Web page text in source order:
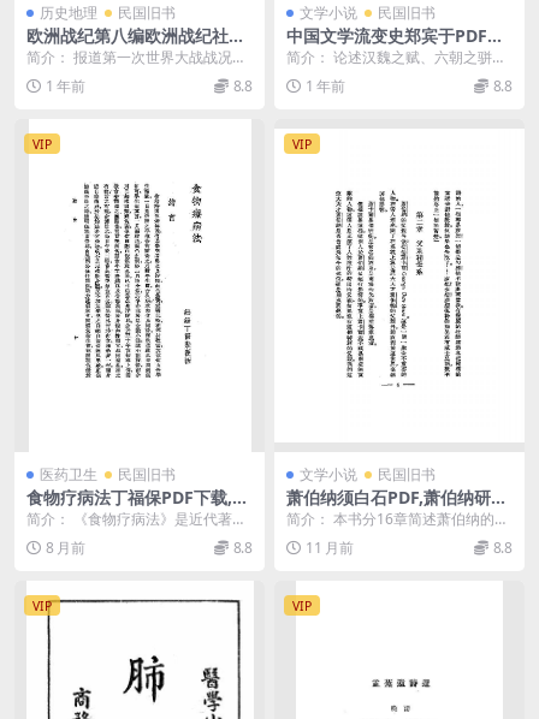
历史地理 民国旧书
欧洲战纪第八编欧洲战纪社PD
F下载,欧战史料
简介： 报道第一次世界大战战况的
出版物。每册包括电讯、论文、人
物事件介绍、文艺作...
1 年前 8.8
文学小说 民国旧书
中国文学流变史郑宾于PDF下
载,中国古代文学研究著作
简介： 论述汉魏之赋、六朝之骈
体、唐诗、宋词、元曲等的流变 截
图： 目录： ...
1 年前 8.8
VIP
医药卫生 民国旧书
食物疗病法丁福保PDF下载,丁
福保著作集
简介： 《食物疗病法》是近代著名
学者丁福保编著的一部养生类中医
著作，成书于193...
8 月前 8.8
VIP
文学小说 民国旧书
萧伯纳须白石PDF,萧伯纳研究
著作集
简介： 本书分16章简述萧伯纳的家
世、生活和创作道路。 截图： 目
录： 第一章 ...
11 月前 8.8
VIP VIP